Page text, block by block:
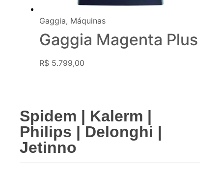
Gaggia, Máquinas
Gaggia Magenta Plus
R$ 5.799,00
Spidem | Kalerm |
Philips | Delonghi |
Jetinno